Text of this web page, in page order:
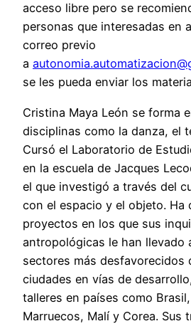
acceso libre pero se
personas que interesadas en
correo previo
a
se les pueda enviar los
Cristina Maya León se forma
disciplinas como la danza, el
Cursó el Laboratorio de
en la escuela de Jacques
el que investigó a través del
con el espacio y el objeto. Ha
proyectos en los que sus
antropológicas le han llevado
sectores más desfavorecidos
ciudades en vías de
talleres en países como
Marruecos, Malí y Corea. Sus